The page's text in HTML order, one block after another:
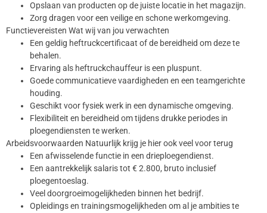
Opslaan van producten op de juiste locatie in het magazijn.
Zorg dragen voor een veilige en schone werkomgeving.
Functievereisten Wat wij van jou verwachten
Een geldig heftruckcertificaat of de bereidheid om deze te
behalen.
Ervaring als heftruckchauffeur is een pluspunt.
Goede communicatieve vaardigheden en een teamgerichte
houding.
Geschikt voor fysiek werk in een dynamische omgeving.
Flexibiliteit en bereidheid om tijdens drukke periodes in
ploegendiensten te werken.
Arbeidsvoorwaarden Natuurlijk krijg je hier ook veel voor terug
Een afwisselende functie in een drieploegendienst.
Een aantrekkelijk salaris tot € 2.800, bruto inclusief
ploegentoeslag.
Veel doorgroeimogelijkheden binnen het bedrijf.
Opleidings en trainingsmogelijkheden om al je ambities te